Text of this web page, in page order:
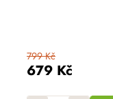
679 Kč
799 Kč